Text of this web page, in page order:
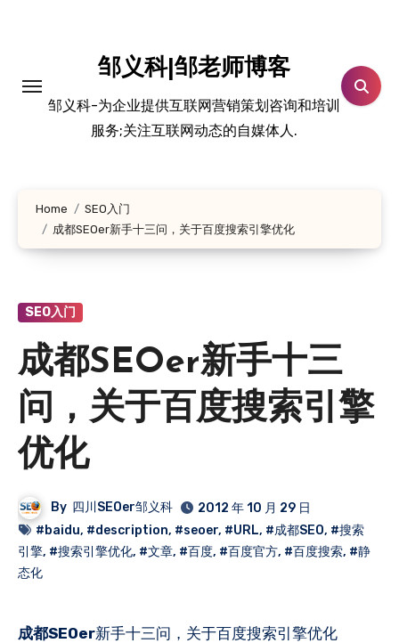
邹义科|邹老师博客
邹义科-为企业提供互联网营销策划咨询和培训
服务;关注互联网动态的自媒体人.
Home
SEO入门
成都SEOer新手十三问，关于百度搜索引擎优化
SEO入门
成都SEOer新手十三
问，关于百度搜索引擎
优化
By 四川SEOer邹义科
2012 年 10 月 29 日
#baidu, #description, #seoer, #URL, #成都SEO, #搜索
引擎, #搜索引擎优化, #文章, #百度, #百度官方, #百度搜索, #静
态化
成都SEOer新手十三问，关于百度搜索引擎优化